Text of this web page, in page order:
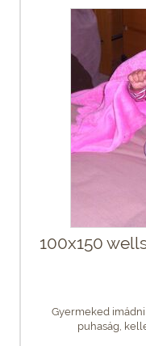
100x150
Gyermeked
puhaság,